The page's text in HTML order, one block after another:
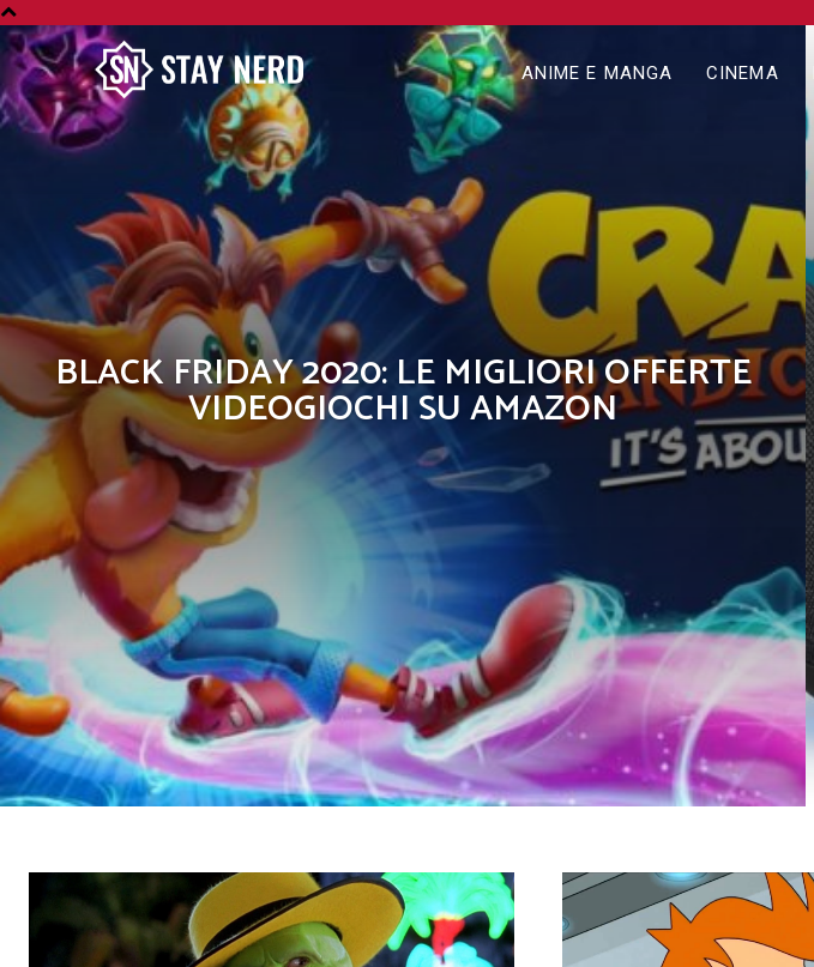
ANIME E MANGA CINEMA
BLACK FRIDAY 2020: LE MIGLIORI OFFERTE
VIDEOGIOCHI SU AMAZON